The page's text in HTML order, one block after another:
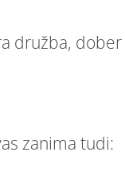
družba,
zanima tudi: